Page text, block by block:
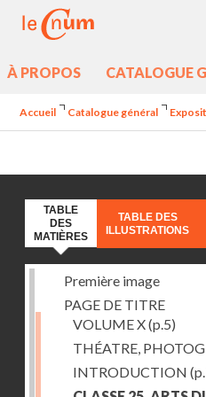
À PROPOS CATALOGUE
Accueil Catalogue général
TABLE
DES
MATIÈRES
TABLE DES
ILLUSTRATIONS
Première image
PAGE DE TITRE
VOLUME X(p.5)
THÉATRE,
INTRODUCTION